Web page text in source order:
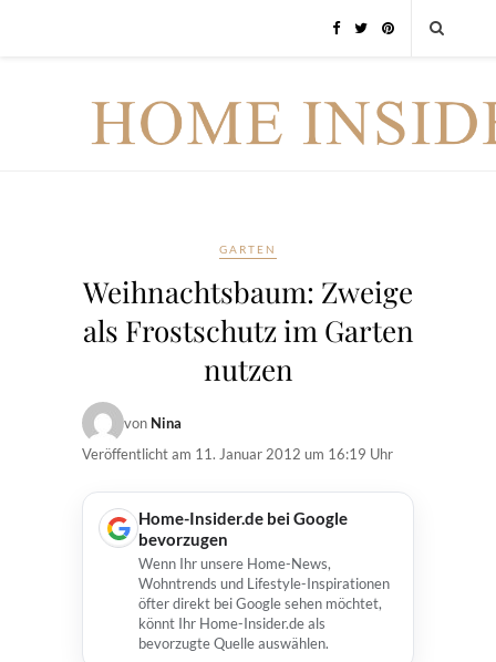
GARTEN
Weihnachtsbaum: Zweige
als Frostschutz im Garten
nutzen
von Nina
Veröffentlicht am 11. Januar 2012 um 16:19 Uhr
Home-Insider.de bei Google
bevorzugen
Wenn Ihr unsere Home-News,
Wohntrends und Lifestyle-Inspirationen
öfter direkt bei Google sehen möchtet,
könnt Ihr Home-Insider.de als
bevorzugte Quelle auswählen.